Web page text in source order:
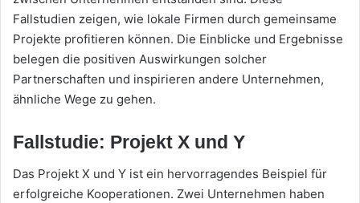
Fallstudien zeigen, wie lokale Firmen durch gemeinsame
Projekte profitieren können. Die Einblicke und Ergebnisse
belegen die positiven Auswirkungen solcher
Partnerschaften und inspirieren andere Unternehmen,
ähnliche Wege zu gehen.
Fallstudie: Projekt X und Y
Das Projekt X und Y ist ein hervorragendes Beispiel für
erfolgreiche Kooperationen. Zwei Unternehmen haben